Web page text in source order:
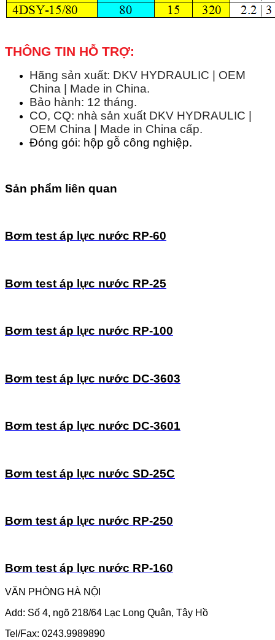
THÔNG TIN HỖ TRỢ:
Hãng sản xuất: DKV HYDRAULIC | OEM
China | Made in China.
Bảo hành: 12 tháng.
CO, CQ: nhà sản xuất DKV HYDRAULIC |
OEM China | Made in China cấp.
Đóng gói: hộp gỗ công nghiệp.
Sản phẩm liên quan
Bơm test áp lực nước RP-60
Bơm test áp lực nước RP-25
Bơm test áp lực nước RP-100
Bơm test áp lực nước DC-3603
Bơm test áp lực nước DC-3601
Bơm test áp lực nước SD-25C
Bơm test áp lực nước RP-250
Bơm test áp lực nước RP-160
VĂN PHÒNG HÀ NỘI
Add: Số 4, ngõ 218/64 Lạc Long Quân, Tây Hồ
Tel/Fax: 0243.9989890